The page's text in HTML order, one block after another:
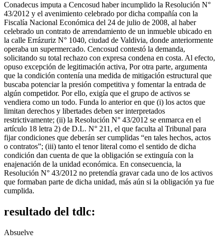
Conadecus imputa a Cencosud haber incumplido la Resolución N°
43/2012 y el avenimiento celebrado por dicha compañía con la
Fiscalía Nacional Económica del 24 de julio de 2008, al haber
celebrado un contrato de arrendamiento de un inmueble ubicado en
la calle Errázuriz N° 1040, ciudad de Valdivia, donde anteriormente
operaba un supermercado. Cencosud contestó la demanda,
solicitando su total rechazo con expresa condena en costa. Al efecto,
opuso excepción de legitimación activa, Por otra parte, argumenta
que la condición contenía una medida de mitigación estructural que
buscaba potenciar la presión competitiva y fomentar la entrada de
algún competidor. Por ello, exigía que el grupo de activos se
vendiera como un todo. Funda lo anterior en que (i) los actos que
limitan derechos y libertades deben ser interpretados
restrictivamente; (ii) la Resolución N° 43/2012 se enmarca en el
artículo 18 letra 2) de D.L. N° 211, el que faculta al Tribunal para
fijar condiciones que deberán ser cumplidas “en tales hechos, actos
o contratos”; (iii) tanto el tenor literal como el sentido de dicha
condición dan cuenta de que la obligación se extinguía con la
enajenación de la unidad económica. En consecuencia, la
Resolución N° 43/2012 no pretendía gravar cada uno de los activos
que formaban parte de dicha unidad, más aún si la obligación ya fue
cumplida.
resultado del tdlc:
Absuelve